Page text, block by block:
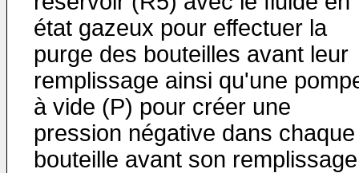
état gazeux pour effectuer la
purge des bouteilles avant leur
remplissage ainsi qu'une
à vide (P) pour créer une
pression négative dans chaque
bouteille avant son